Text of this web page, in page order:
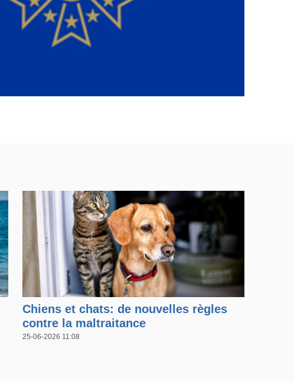
Open in a new window
Chiens et chats: de nouvelles règles
contre la maltraitance
25-06-2026 11:08